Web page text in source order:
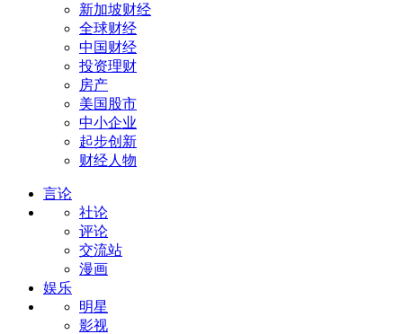
新加坡财经
全球财经
中国财经
投资理财
房产
美国股市
中小企业
起步创新
财经人物
言论
社论
评论
交流站
漫画
娱乐
明星
影视